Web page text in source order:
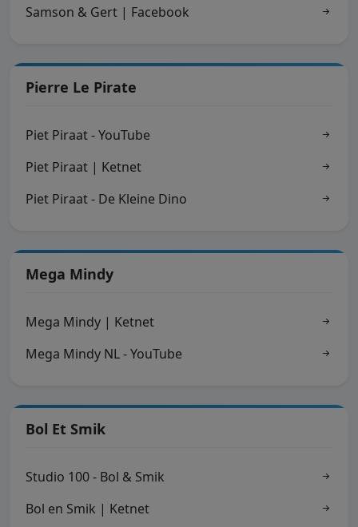
Samson & Gert | Facebook
Pierre Le Pirate
Piet Piraat - YouTube
Piet Piraat | Ketnet
Piet Piraat - De Kleine Dino
Mega Mindy
Mega Mindy | Ketnet
Mega Mindy NL - YouTube
Bol Et Smik
Studio 100 - Bol & Smik
Bol en Smik | Ketnet